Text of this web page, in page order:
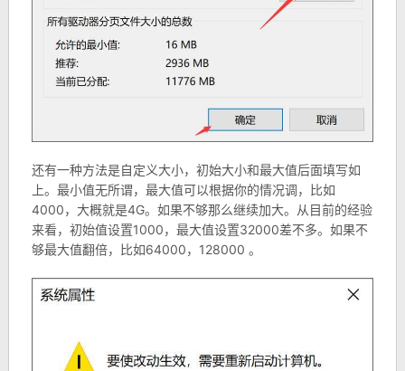
还有一种方法是自定义大小，初始大小和最大值后面填写如
上。最小值无所谓，最大值可以根据你的情况调，比如
4000，大概就是4G。如果不够那么继续加大。从目前的经验
来看，初始值设置1000，最大值设置32000差不多。如果不
够最大值翻倍，比如64000，128000 。